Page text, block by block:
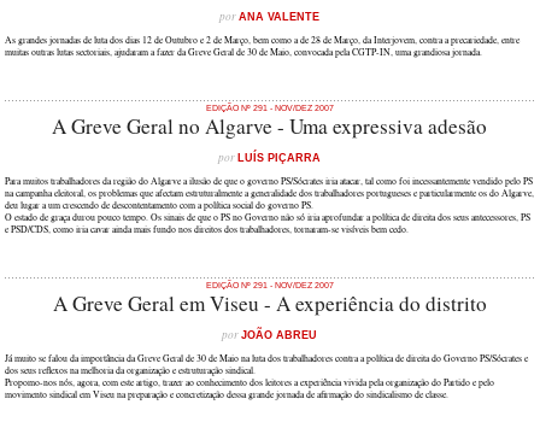
porANA VALENTE
As grandes jornadas de luta dos dias 12 de Outubro e 2 de Março, bem como a de 28 de Março, da Interjovem, contra a precariedade, entre
muitas outras lutas sectoriais, ajudaram a fazer da Greve Geral de 30 de Maio, convocada pela CGTP-IN, uma grandiosa jornada.
EDIÇÃO Nº 291 - NOV/DEZ 2007
A Greve Geral no Algarve - Uma expressiva adesão
porLUÍS PIÇARRA
Para muitos trabalhadores da região do Algarve a ilusão de que o governo PS/Sócrates iria atacar, tal como foi incessantemente vendido pelo PS
na campanha eleitoral, os problemas que afectam estruturalmente a generalidade dos trabalhadores portugueses e particularmente os do Algarve,
deu lugar a um crescendo de descontentamento com a política social do governo PS.
O estado de graça durou pouco tempo. Os sinais de que o PS no Governo não só iria aprofundar a política de direita dos seus antecessores, PS
e PSD/CDS, como iria cavar ainda mais fundo nos direitos dos trabalhadores, tornaram-se visíveis bem cedo.
EDIÇÃO Nº 291 - NOV/DEZ 2007
A Greve Geral em Viseu - A experiência do distrito
porJOÃO ABREU
Já muito se falou da importância da Greve Geral de 30 de Maio na luta dos trabalhadores contra a política de direita do Governo PS/Sócrates e
dos seus reflexos na melhoria da organização e estruturação sindical.
Propomo-nos nós, agora, com este artigo, trazer ao conhecimento dos leitores a experiência vivida pela organização do Partido e pelo
movimento sindical em Viseu na preparação e concretização dessa grande jornada de afirmação do sindicalismo de classe.